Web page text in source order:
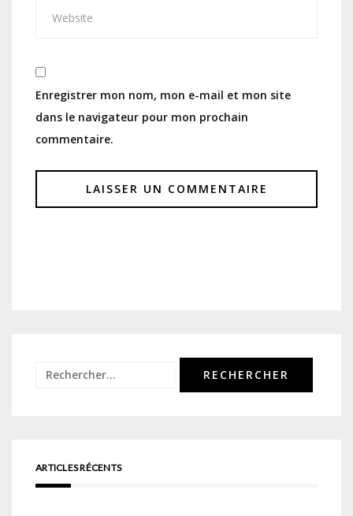
Enregistrer mon nom, mon e-mail et mon site
dans le navigateur pour mon prochain
commentaire.
Rechercher :
ARTICLES RÉCENTS